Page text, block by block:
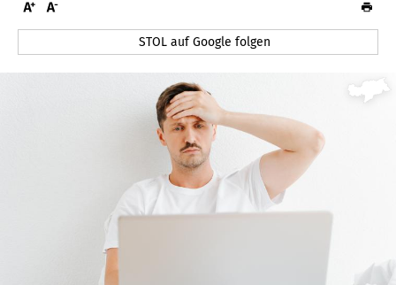
STOL auf Google folgen